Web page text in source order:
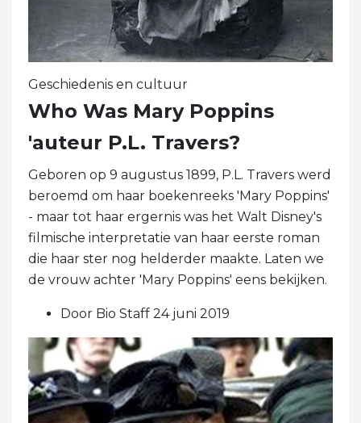
Geschiedenis en cultuur
Who Was Mary Poppins
'auteur P.L. Travers?
Geboren op 9 augustus 1899, P.L. Travers werd
beroemd om haar boekenreeks 'Mary Poppins'
- maar tot haar ergernis was het Walt Disney's
filmische interpretatie van haar eerste roman
die haar ster nog helderder maakte. Laten we
de vrouw achter 'Mary Poppins' eens bekijken.
Door Bio Staff 24 juni 2019